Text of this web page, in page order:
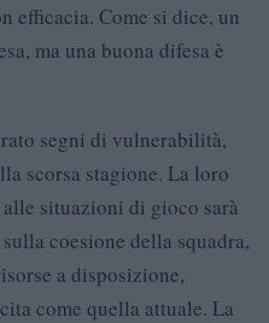
efficacia. Come si dice, un
ma una buona difesa è
segni di vulnerabilità,
scorsa stagione. La loro
situazioni di gioco sarà
coesione della squadra,
a disposizione,
come quella attuale. La